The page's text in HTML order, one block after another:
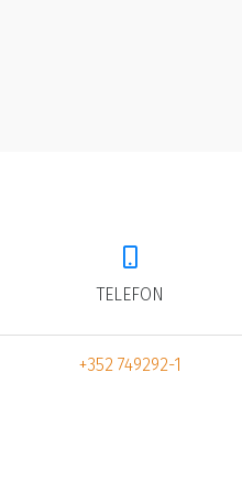
TELEFON
+352 749292-1